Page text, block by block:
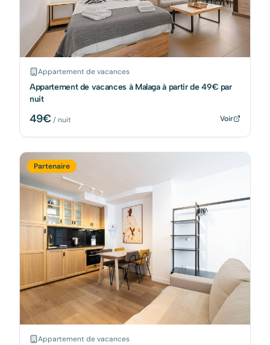
Appartement de vacances
Appartement de vacances à Malaga à partir de 49€ par
nuit
49€/ nuit Voir
Partenaire
Appartement de vacances